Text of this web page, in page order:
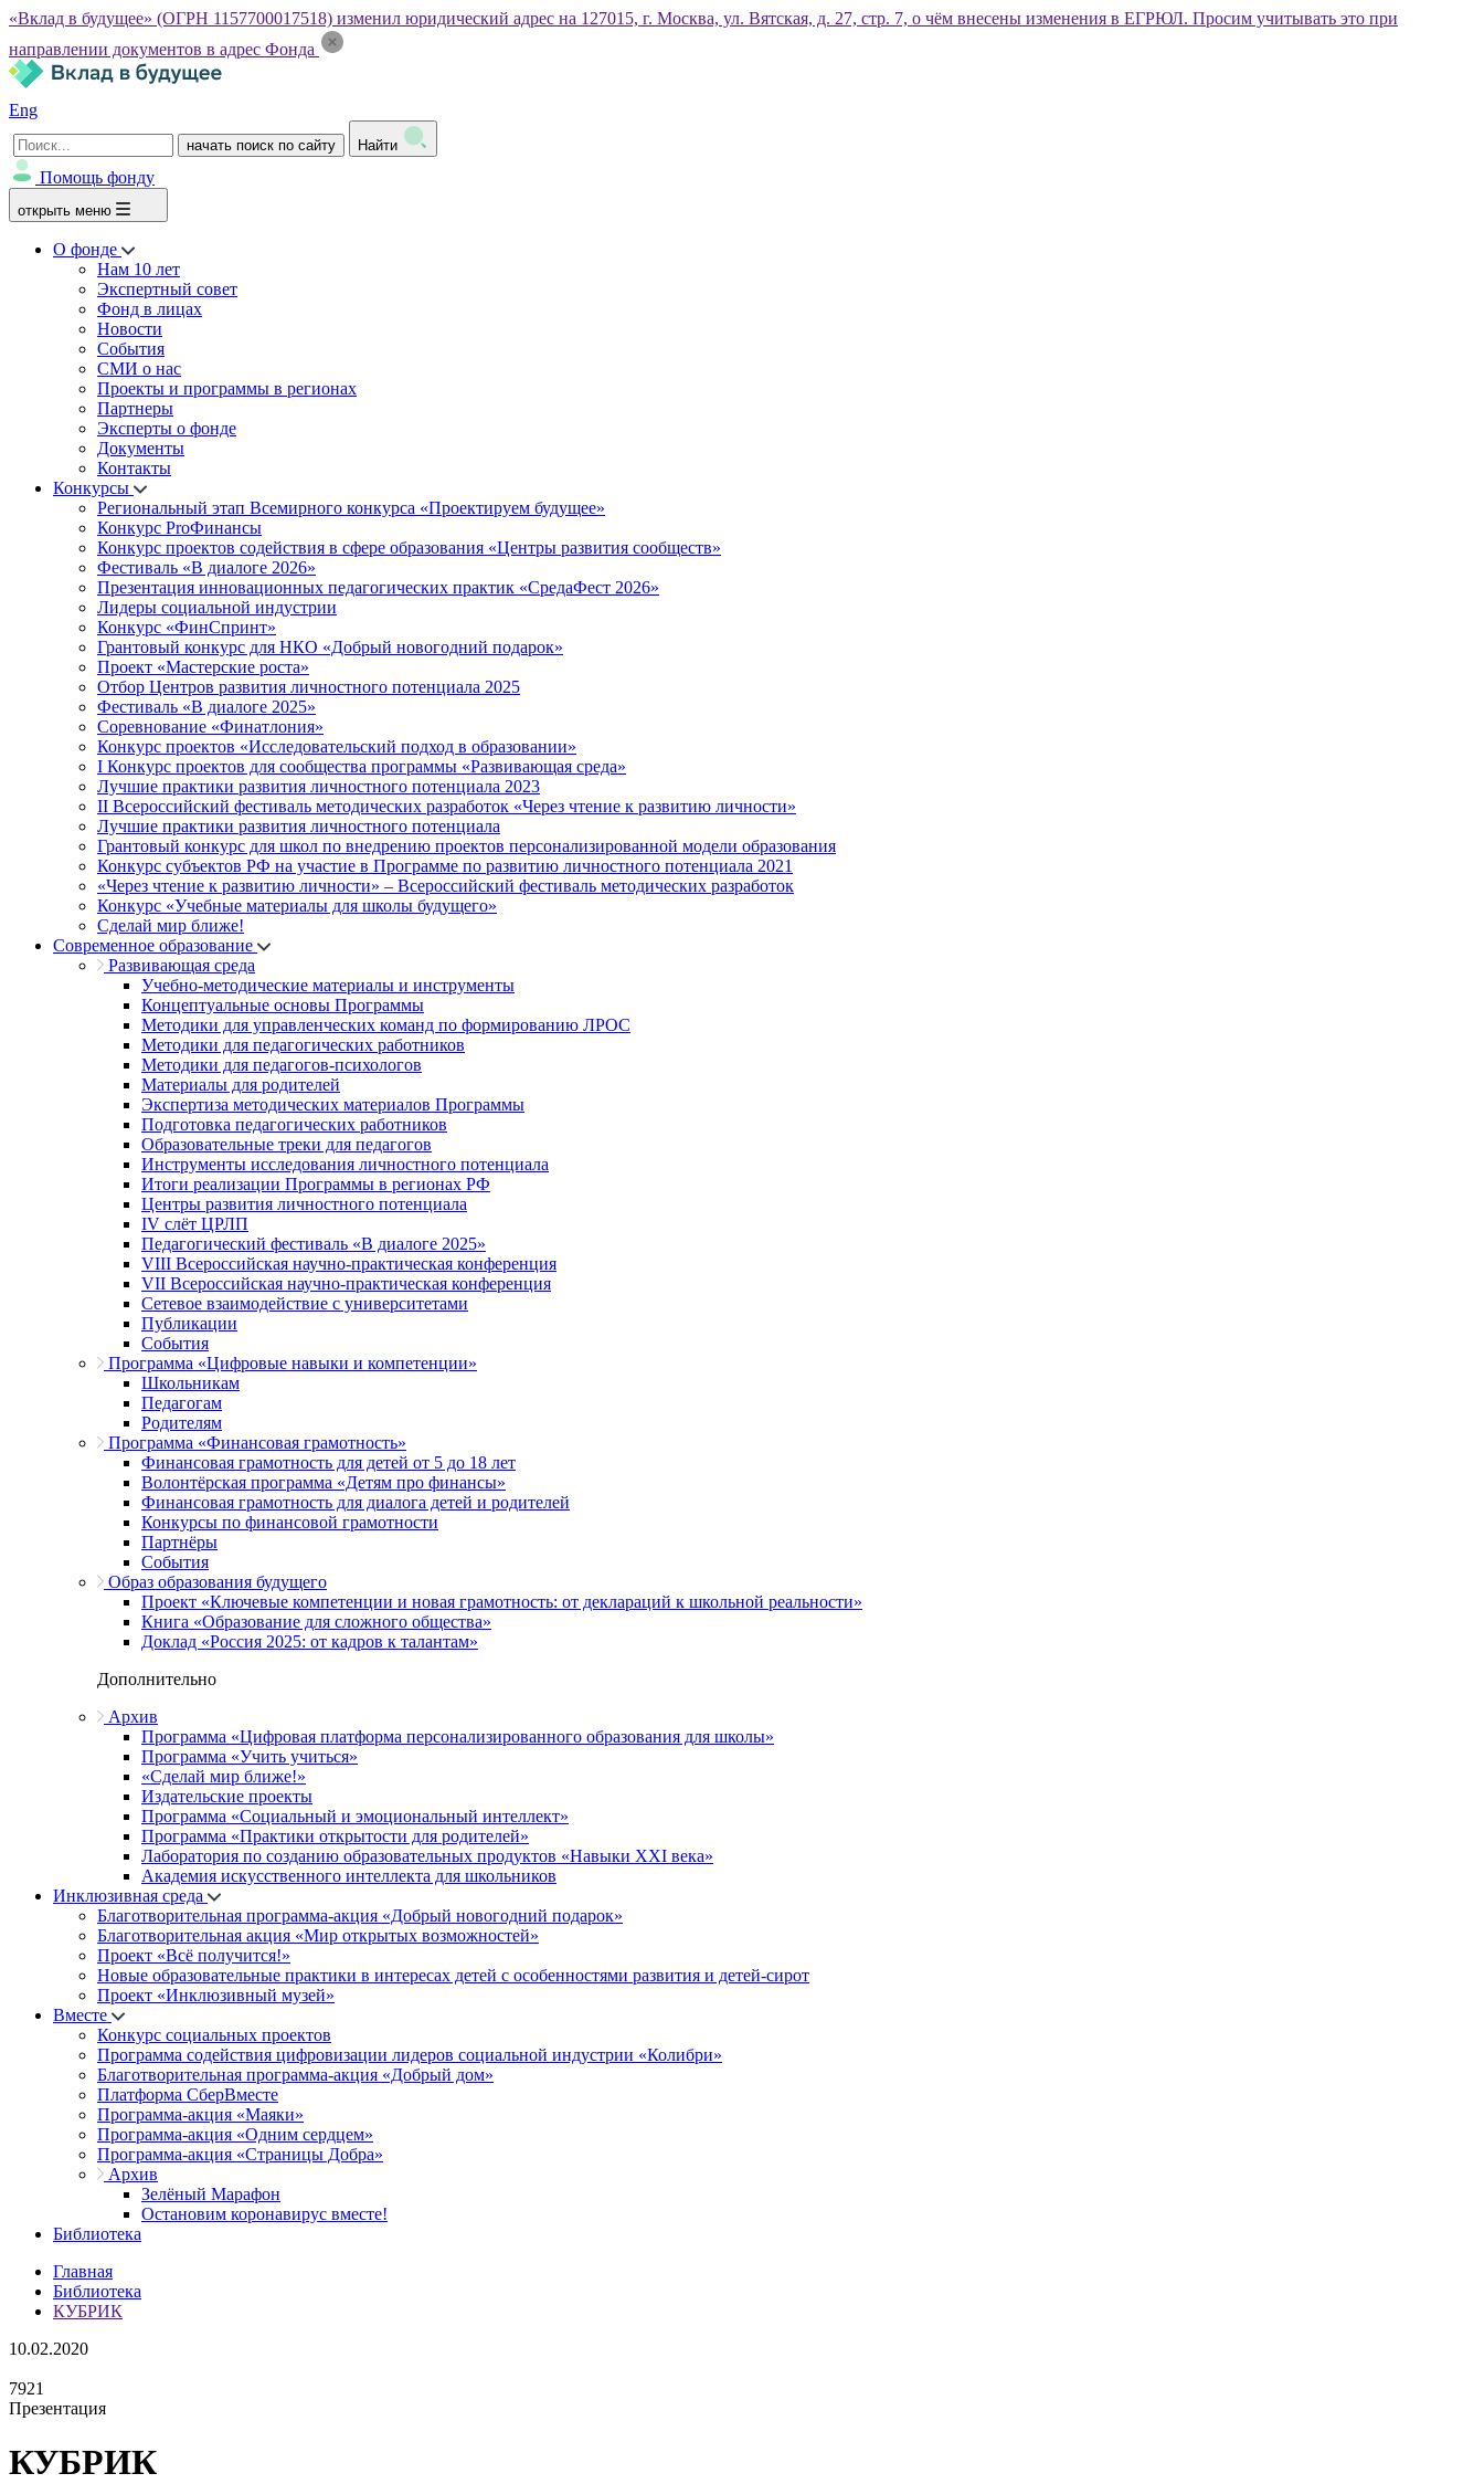
«Вклад в будущее» (ОГРН 1157700017518) изменил юридический адрес на 127015, г. Москва, ул. Вятская, д. 27, стр. 7, о чём внесены изменения в ЕГРЮЛ. Просим учитывать это при
направлении документов в адрес Фонда
Eng
начать поиск по сайту Найти
Помощь фонду
открыть меню
О фонде
Нам 10 лет
Экспертный совет
Фонд в лицах
Новости
События
СМИ о нас
Проекты и программы в регионах
Партнеры
Эксперты о фонде
Документы
Контакты
Конкурсы
Региональный этап Всемирного конкурса «Проектируем будущее»
Конкурс ProФинансы
Конкурс проектов содействия в сфере образования «Центры развития сообществ»
Фестиваль «В диалоге 2026»
Презентация инновационных педагогических практик «СредаФест 2026»
Лидеры социальной индустрии
Конкурс «ФинСпринт»
Грантовый конкурс для НКО «Добрый новогодний подарок»
Проект «Мастерские роста»
Отбор Центров развития личностного потенциала 2025
Фестиваль «В диалоге 2025»
Соревнование «Финатлония»
Конкурс проектов «Исследовательский подход в образовании»
I Конкурс проектов для сообщества программы «Развивающая среда»
Лучшие практики развития личностного потенциала 2023
II Всероссийский фестиваль методических разработок «Через чтение к развитию личности»
Лучшие практики развития личностного потенциала
Грантовый конкурс для школ по внедрению проектов персонализированной модели образования
Конкурс субъектов РФ на участие в Программе по развитию личностного потенциала 2021
«Через чтение к развитию личности» – Всероссийский фестиваль методических разработок
Конкурс «Учебные материалы для школы будущего»
Сделай мир ближе!
Современное образование
Развивающая среда
Учебно-методические материалы и инструменты
Концептуальные основы Программы
Методики для управленческих команд по формированию ЛРОС
Методики для педагогических работников
Методики для педагогов-психологов
Материалы для родителей
Экспертиза методических материалов Программы
Подготовка педагогических работников
Образовательные треки для педагогов
Инструменты исследования личностного потенциала
Итоги реализации Программы в регионах РФ
Центры развития личностного потенциала
IV слёт ЦРЛП
Педагогический фестиваль «В диалоге 2025»
VIII Всероссийская научно-практическая конференция
VII Всероссийская научно-практическая конференция
Сетевое взаимодействие с университетами
Публикации
События
Программа «Цифровые навыки и компетенции»
Школьникам
Педагогам
Родителям
Программа «Финансовая грамотность»
Финансовая грамотность для детей от 5 до 18 лет
Волонтёрская программа «Детям про финансы»
Финансовая грамотность для диалога детей и родителей
Конкурсы по финансовой грамотности
Партнёры
События
Образ образования будущего
Проект «Ключевые компетенции и новая грамотность: от деклараций к школьной реальности»
Книга «Образование для сложного общества»
Доклад «Россия 2025: от кадров к талантам»
Дополнительно
Архив
Программа «Цифровая платформа персонализированного образования для школы»
Программа «Учить учиться»
«Сделай мир ближе!»
Издательские проекты
Программа «Социальный и эмоциональный интеллект»
Программа «Практики открытости для родителей»
Лаборатория по созданию образовательных продуктов «Навыки XXI века»
Академия искусственного интеллекта для школьников
Инклюзивная среда
Благотворительная программа-акция «Добрый новогодний подарок»
Благотворительная акция «Мир открытых возможностей»
Проект «Всё получится!»
Новые образовательные практики в интересах детей с особенностями развития и детей-сирот
Проект «Инклюзивный музей»
Вместе
Конкурс социальных проектов
Программа содействия цифровизации лидеров социальной индустрии «Колибри»
Благотворительная программа-акция «Добрый дом»
Платформа СберВместе
Программа-акция «Маяки»
Программа-акция «Одним сердцем»
Программа-акция «Страницы Добра»
Архив
Зелёный Марафон
Остановим коронавирус вместе!
Библиотека
Главная
Библиотека
КУБРИК
10.02.2020
7921
Презентация
КУБРИК